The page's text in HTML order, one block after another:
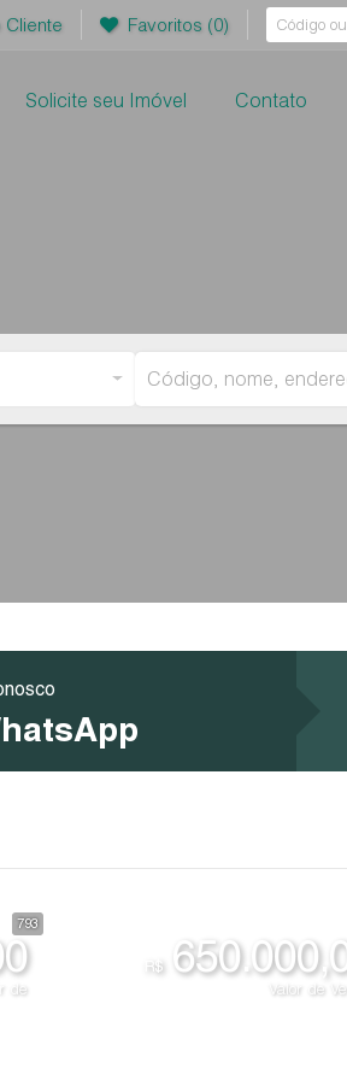
Cliente Favoritos (0)
Contato
Solicite seu Imóvel
793
de
R$
Valor de